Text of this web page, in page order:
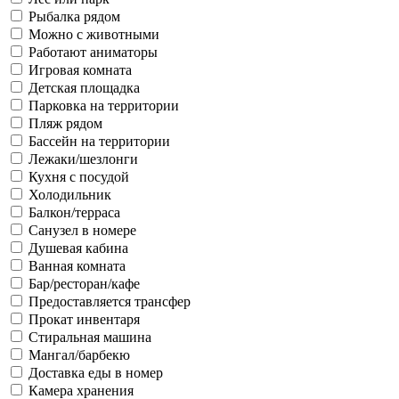
Рыбалка рядом
Можно с животными
Работают аниматоры
Игровая комната
Детская площадка
Парковка на территории
Пляж рядом
Бассейн на территории
Лежаки/шезлонги
Кухня с посудой
Холодильник
Балкон/терраса
Санузел в номере
Душевая кабина
Ванная комната
Бар/ресторан/кафе
Предоставляется трансфер
Прокат инвентаря
Стиральная машина
Мангал/барбекю
Доставка еды в номер
Камера хранения